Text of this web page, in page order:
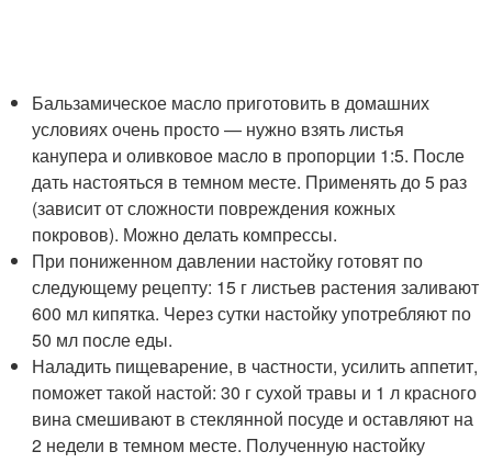
Бальзамическое масло приготовить в домашних
условиях очень просто — нужно взять листья
канупера и оливковое масло в пропорции 1:5. После
дать настояться в темном месте. Применять до 5 раз
(зависит от сложности повреждения кожных
покровов). Можно делать компрессы.
При пониженном давлении настойку готовят по
следующему рецепту: 15 г листьев растения заливают
600 мл кипятка. Через сутки настойку употребляют по
50 мл после еды.
Наладить пищеварение, в частности, усилить аппетит,
поможет такой настой: 30 г сухой травы и 1 л красного
вина смешивают в стеклянной посуде и оставляют на
2 недели в темном месте. Полученную настойку